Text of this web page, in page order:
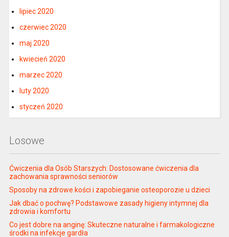
lipiec 2020
czerwiec 2020
maj 2020
kwiecień 2020
marzec 2020
luty 2020
styczeń 2020
Losowe
Ćwiczenia dla Osób Starszych: Dostosowane ćwiczenia dla
zachowania sprawności seniorów
Sposoby na zdrowe kości i zapobieganie osteoporozie u dzieci
Jak dbać o pochwę? Podstawowe zasady higieny intymnej dla
zdrowia i komfortu
Co jest dobre na anginę: Skuteczne naturalne i farmakologiczne
środki na infekcje gardła